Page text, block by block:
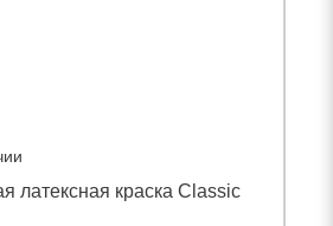
латексная краска Classic